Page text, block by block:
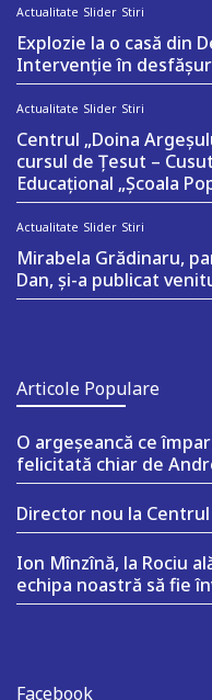
Actualitate Slider Stiri
Explozie la o casă din
Intervenție în
Actualitate Slider Stiri
Centrul „Doina
cursul de Țesut –
Educațional „Școala
Actualitate Slider Stiri
Mirabela Grădinaru,
Dan, și-a publicat
Articole Populare
O argeşeancă ce
felicitată chiar de
Director nou la
Ion Mînzînă, la Rociu
echipa noastră să fie
Facebook